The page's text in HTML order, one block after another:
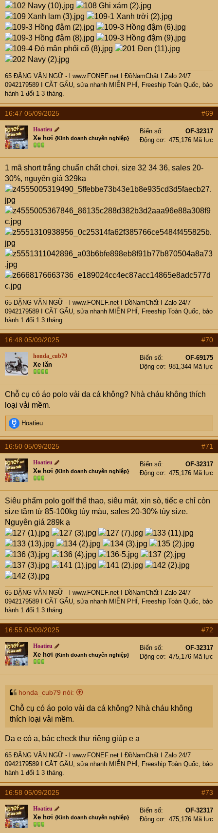
65 ĐẶNG VĂN NGỮ - l www.FONEF.net I ĐồNamChất I Zalo 24/7
0942179589 I CĂT GẤU, sửa nhanh MIỄN PHÍ, Freeship Toàn Quốc, bảo
hành 1 đổi 1 3 tháng.
16:47 05/09/2025 #69
Hoatieu
Xe hơi {Kinh doanh chuyên nghiệp}
Biển số
OF-32317
Động cơ
475,176 Mã lực
1 mã short trắng chuẩn chất chơi, size 32 34 36, sales 20-
30%, nguyên giá 329kạ
65 ĐẶNG VĂN NGỮ - l www.FONEF.net I ĐồNamChất I Zalo 24/7
0942179589 I CĂT GẤU, sửa nhanh MIỄN PHÍ, Freeship Toàn Quốc, bảo
hành 1 đổi 1 3 tháng.
16:48 05/09/2025 #70
honda_cub79
Xe lăn
Biển số
OF-69175
Động cơ
981,344 Mã lực
Chỗ cụ có áo polo vải da cá không? Nhà cháu không thích
loại vải mềm.
R
e
a
c
t
i
o
n
s
Hoatieu
16:50 05/09/2025 #71
Hoatieu
Xe hơi {Kinh doanh chuyên nghiệp}
Biển số
OF-32317
Động cơ
475,176 Mã lực
Siêu phẩm polo golf thể thao, siêu mát, xịn sò, tiếc e chỉ còn
size tầm từ 85-100kg tùy màu, sales 20-30% tùy size.
Nguyên giá 289k ạ
65 ĐẶNG VĂN NGỮ - l www.FONEF.net I ĐồNamChất I Zalo 24/7
0942179589 I CĂT GẤU, sửa nhanh MIỄN PHÍ, Freeship Toàn Quốc, bảo
hành 1 đổi 1 3 tháng.
16:55 05/09/2025 #72
Hoatieu
Xe hơi {Kinh doanh chuyên nghiệp}
Biển số
OF-32317
Động cơ
475,176 Mã lực
honda_cub79 nói:
Chỗ cụ có áo polo vải da cá không? Nhà cháu không
thích loại vải mềm.
Dạ e có ạ, bác check thư riêng giúp e ạ
65 ĐẶNG VĂN NGỮ - l www.FONEF.net I ĐồNamChất I Zalo 24/7
0942179589 I CĂT GẤU, sửa nhanh MIỄN PHÍ, Freeship Toàn Quốc, bảo
hành 1 đổi 1 3 tháng.
16:58 05/09/2025 #73
Hoatieu
Xe hơi {Kinh doanh chuyên nghiệp}
Biển số
OF-32317
Động cơ
475,176 Mã lực